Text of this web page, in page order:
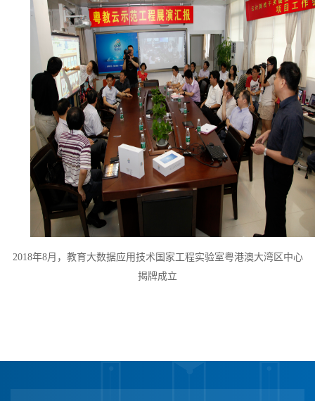
2018年8月，教育大数据应用技术国家工程实验室粤港澳大湾区中心
揭牌成立